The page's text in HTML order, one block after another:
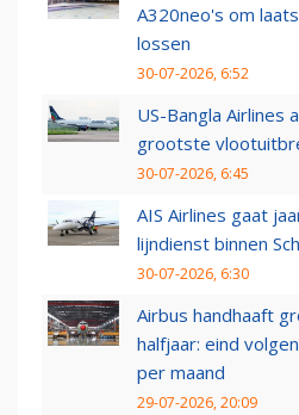
A320neo's om
lossen
30-07-2026, 6:52
US-Bangla Airlines
grootste
30-07-2026, 6:45
AIS Airlines gaat
lijndienst binnen
30-07-2026, 6:30
Airbus handhaaft
halfjaar: eind
per maand
29-07-2026, 20:09